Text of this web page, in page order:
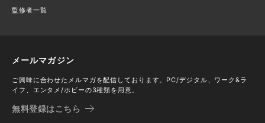
監修者一覧
メールマガジン
ご興味に合わせたメルマガを配信しております。PC/デジタル、ワーク&ラ
イフ、エンタメ/ホビーの3種類を用意。
無料登録はこちら